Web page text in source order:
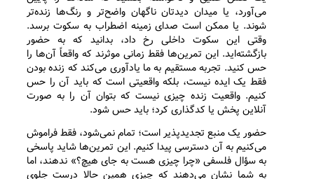
می‌آورد، یا میدان دیدتان ناگهان واضح‌تر و رنگ‌ها زنده‌تر
شوند. یا ممکن است صدای زمینه اضطراب به سکوت برسد.
وقتی این سکوت داخلی رخ داد، بدانید که به حضور
بازگشته‌اید. این تمرین‌ها فقط زمانی موثرند که واقعاً آن‌ها را
حس کنید. تجربه مستقیم به ما یادآوری می‌کند که زنده بودن
فقط یک ایده نیست، بلکه واقعیتی است که باید آن را حس
کنیم. واقعیت زنده چیزی نیست که بتوان آن را به صورت
آنلاین پخش یا کدگذاری کرد؛ باید حس شود.
حضور یک منبع تجدیدپذیر است؛ تمام نمی‌شود، فقط فراموش
می‌کنیم به آن دسترسی پیدا کنیم. این تمرین‌ها شاید پاسخی
به سؤال فلسفی «چرا چیزی هست به جای هیچ؟» ندهند، اما
به شما نشان می‌دهند که چیزی همین حالا درست جلوی